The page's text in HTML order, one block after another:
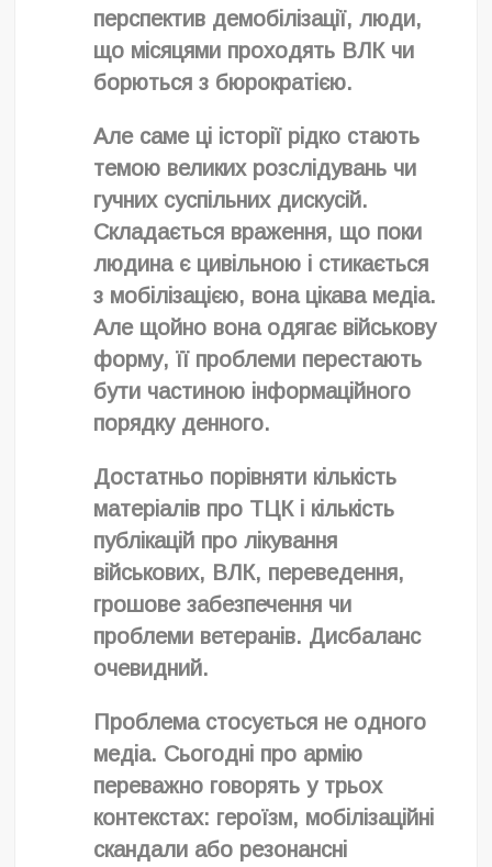
перспектив демобілізації, люди,
що місяцями проходять ВЛК чи
борються з бюрократією.
Але саме ці історії рідко стають
темою великих розслідувань чи
гучних суспільних дискусій.
Складається враження, що поки
людина є цивільною і стикається
з мобілізацією, вона цікава медіа.
Але щойно вона одягає військову
форму, її проблеми перестають
бути частиною інформаційного
порядку денного.
Достатньо порівняти кількість
матеріалів про ТЦК і кількість
публікацій про лікування
військових, ВЛК, переведення,
грошове забезпечення чи
проблеми ветеранів. Дисбаланс
очевидний.
Проблема стосується не одного
медіа. Сьогодні про армію
переважно говорять у трьох
контекстах: героїзм, мобілізаційні
скандали або резонансні